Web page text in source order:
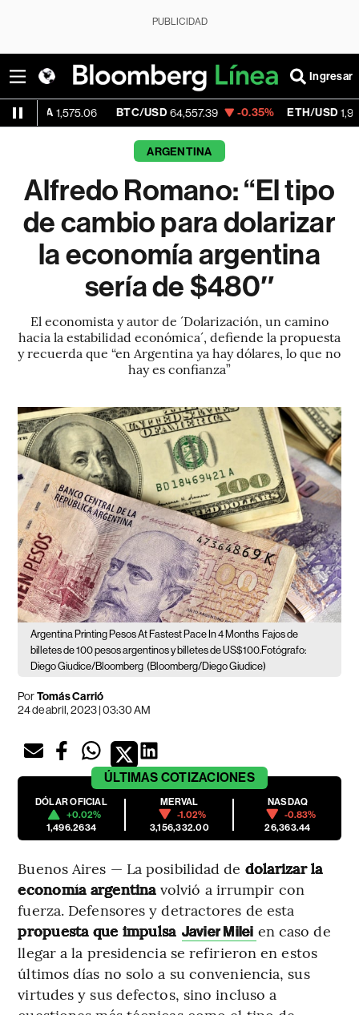
PUBLICIDAD
Ingresar
BTC/USD 64,557.39 -0.35% ETH/USD 1,906.823 -
ARGENTINA
Alfredo Romano: “El tipo
de cambio para dolarizar
la economía argentina
sería de $480″
El economista y autor de ´Dolarización, un camino
hacia la estabilidad económica´, defiende la propuesta
y recuerda que “en Argentina ya hay dólares, lo que no
hay es confianza”
Argentina Printing Pesos At Fastest Pace In 4 Months Fajos de
billetes de 100 pesos argentinos y billetes de US$100.Fotógrafo:
Diego Giudice/Bloomberg (Bloomberg/Diego Giudice)
PorTomás Carrió
24 de abril, 2023 | 03:30 AM
ÚLTIMAS COTIZACIONES
DÓLAR OFICIAL
+0.02%
1,496.2634
MERVAL
-1.02%
3,156,332.00
NASDAQ
-0.83%
26,363.44
Buenos Aires — La posibilidad de dolarizar la
economía argentinavolvió a irrumpir con
fuerza. Defensores y detractores de esta
propuesta que impulsa Javier Milei en caso de
llegar a la presidencia se refirieron en estos
últimos días no solo a su conveniencia, sus
virtudes y sus defectos, sino incluso a